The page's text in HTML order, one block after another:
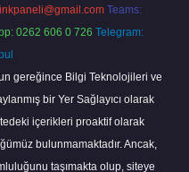
Teams:
0262 606 0 726 Telegram:
gereğince Bilgi Teknolojileri ve
bir Yer Sağlayıcı olarak
içerikleri proaktif olarak
bulunmamaktadır. Ancak,
taşımakta olup, siteye